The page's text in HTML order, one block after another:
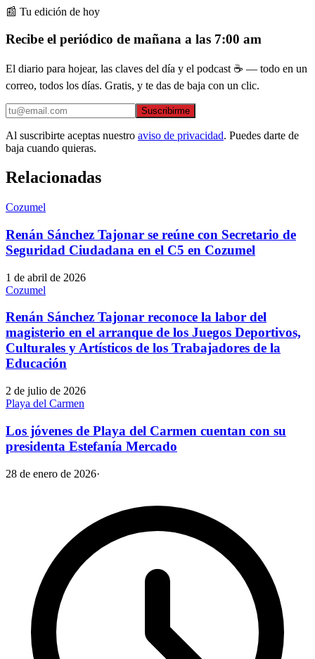
📰 Tu edición de hoy
Recibe el periódico de mañana a las 7:00 am
El diario para hojear, las claves del día y el podcast ☕ — todo en un
correo, todos los días. Gratis, y te das de baja con un clic.
Suscribirme
Al suscribirte aceptas nuestro aviso de privacidad. Puedes darte de
baja cuando quieras.
Relacionadas
Cozumel
Renán Sánchez Tajonar se reúne con Secretario de
Seguridad Ciudadana en el C5 en Cozumel
1 de abril de 2026
Cozumel
Renán Sánchez Tajonar reconoce la labor del
magisterio en el arranque de los Juegos Deportivos,
Culturales y Artísticos de los Trabajadores de la
Educación
2 de julio de 2026
Playa del Carmen
Los jóvenes de Playa del Carmen cuentan con su
presidenta Estefanía Mercado
28 de enero de 2026·